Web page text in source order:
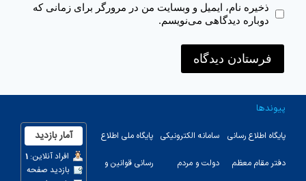
ذخیره نام، ایمیل و وبسایت من در مرورگر برای زمانی که
دوباره دیدگاهی می‌نویسم.
پیوندها
پایگاه اطلاع رسانی
دفتر مقام معظم
سامانه الکترونیکی
دولت و مردم
پایگاه ملی اطلاع
رسانی قوانین و